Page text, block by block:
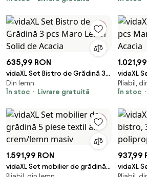
635,99 RON
vidaXL Set Bistro de Grădină 3
pcs Maro Lemn Solid de Acacia
Din lemn
În stoc
Livrare gratuită
vidaXL
Maro
Pliabil,
În stoc
1.591,99 RON
vidaXL Set mobilier de grădină 5
937,99
vidaXL